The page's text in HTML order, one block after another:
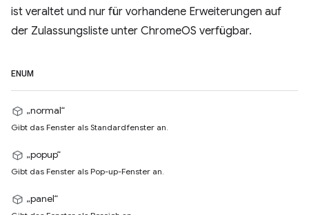
ist veraltet und nur für vorhandene Erweiterungen auf
der Zulassungsliste unter ChromeOS verfügbar.
ENUM
„normal“
Gibt das Fenster als Standardfenster an.
„popup“
Gibt das Fenster als Pop-up-Fenster an.
„panel“